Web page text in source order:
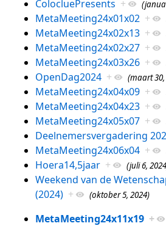
ColocluePresents +
MetaMeeting24x01x02 +
MetaMeeting24x02x13 +
MetaMeeting24x02x27 +
MetaMeeting24x03x26 +
OpenDag2024 + (maart 30,
MetaMeeting24x04x09 +
MetaMeeting24x04x23 +
MetaMeeting24x05x07 +
Deelnemersvergadering
MetaMeeting24x06x04 +
Hoera14,5jaar + (juli 6,
Weekend van de
(2024) + (oktober 5, 2024)
MetaMeeting24x11x19 +